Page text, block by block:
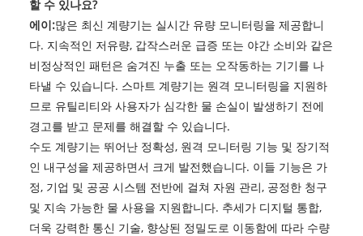
할 수 있나요?
에이:많은 최신 계량기는 실시간 유량 모니터링을 제공합니
다. 지속적인 저유량, 갑작스러운 급증 또는 야간 소비와 같은
비정상적인 패턴은 숨겨진 누출 또는 오작동하는 기기를 나
타낼 수 있습니다. 스마트 계량기는 원격 모니터링을 지원하
므로 유틸리티와 사용자가 심각한 물 손실이 발생하기 전에
경고를 받고 문제를 해결할 수 있습니다.
수도 계량기는 뛰어난 정확성, 원격 모니터링 기능 및 장기적
인 내구성을 제공하면서 크게 발전했습니다. 이들 기능은 가
정, 기업 및 공공 시스템 전반에 걸쳐 자원 관리, 공정한 청구
및 지속 가능한 물 사용을 지원합니다. 추세가 디지털 통합,
더욱 강력한 통신 기술, 향상된 정밀도로 이동함에 따라 수량